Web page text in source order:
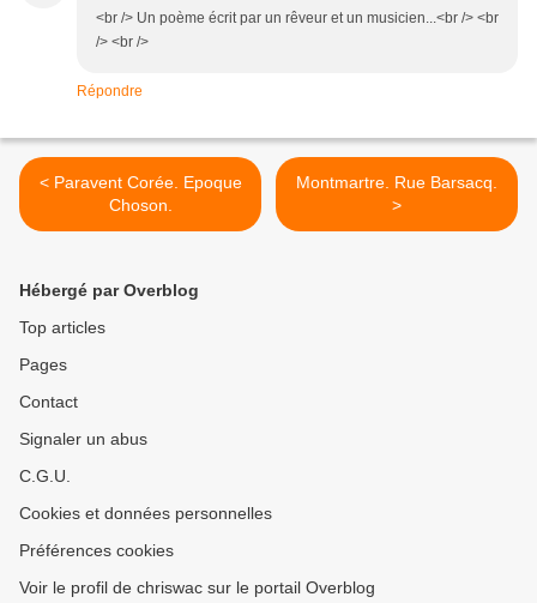
<br /> Un poème écrit par un rêveur et un musicien...<br /> <br
/> <br />
Répondre
< Paravent Corée. Epoque
Choson.
Montmartre. Rue Barsacq.
>
Hébergé par Overblog
Top articles
Pages
Contact
Signaler un abus
C.G.U.
Cookies et données personnelles
Préférences cookies
Voir le profil de chriswac sur le portail Overblog